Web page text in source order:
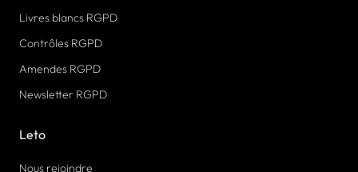
Livres blancs RGPD
Contrôles RGPD
Amendes RGPD
Newsletter RGPD
Leto
Nous rejoindre